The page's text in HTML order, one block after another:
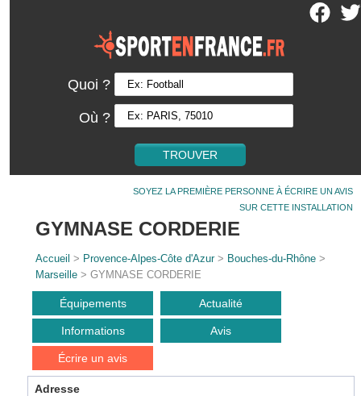
Quoi ?
Où ?
SOYEZ LA PREMIÈRE PERSONNE À ÉCRIRE UN AVIS
SUR CETTE INSTALLATION
GYMNASE CORDERIE
Accueil > Provence-Alpes-Côte d'Azur> Bouches-du-Rhône >
Marseille > GYMNASE CORDERIE
Équipements Actualité
Informations Avis
Écrire un avis
Adresse